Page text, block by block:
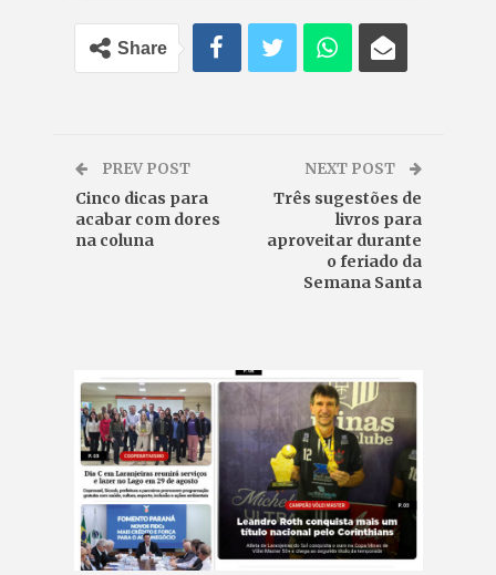
Share
PREV POST
Cinco dicas para
acabar com dores
na coluna
NEXT POST
Três sugestões de
livros para
aproveitar durante
o feriado da
Semana Santa